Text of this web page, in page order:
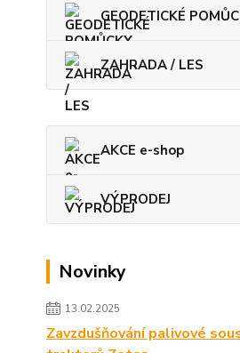
GEODETICKÉ
ZAHRADA / LES
AKCE e-shop
VÝPRODEJ
Novinky
13.02.2025
Zavzdušňování palivové